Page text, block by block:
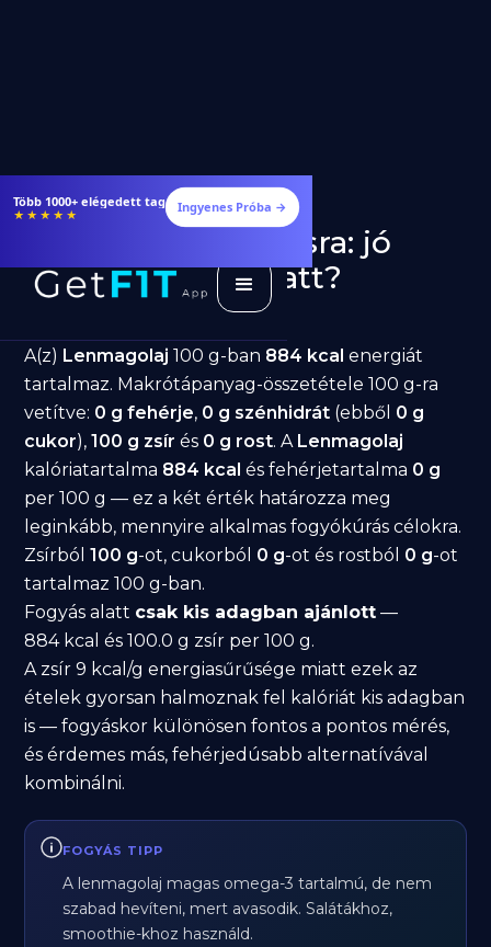
Több 1000+ elégedett tag
★★★★★ Ingyenes Próba →
Lenmagolaj fogyásra: jó
választás diéta alatt?
A(z) Lenmagolaj 100 g-ban 884 kcal energiát
tartalmaz. Makrótápanyag-összetétele 100 g-ra
vetítve: 0 g fehérje, 0 g szénhidrát (ebből 0 g
cukor),100 g zsír és 0 g rost. A Lenmagolaj
kalóriatartalma 884 kcal és fehérjetartalma 0 g
per 100 g — ez a két érték határozza meg
leginkább, mennyire alkalmas fogyókúrás célokra.
Zsírból100 g-ot, cukorból 0 g-ot és rostból 0 g-ot
tartalmaz 100 g-ban.
Fogyás alatt csak kis adagban ajánlott —
884 kcal és 100.0 g zsír per 100 g.
A zsír 9 kcal/g energiasűrűsége miatt ezek az
ételek gyorsan halmoznak fel kalóriát kis adagban
is — fogyáskor különösen fontos a pontos mérés,
és érdemes más, fehérjedúsabb alternatívával
kombinálni.
FOGYÁS TIPP
A lenmagolaj magas omega-3 tartalmú, de nem
szabad hevíteni, mert avasodik. Salátákhoz,
smoothie-khoz használd.